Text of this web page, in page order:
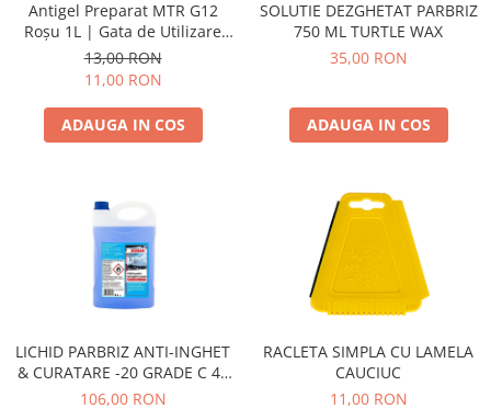
Schimbatoare Viteze
Accesorii Auto
Accesorii Auto Exterior
Husa Auto / Prelata Auto
Paravanturi Auto / Deflectoare Aer
Accesorii Interior Auto
Inchidere Centralizata
Huse Scaune Auto
Tavite Portbagaj Dedicate
Covorase Auto/ Presuri Auto
Seturi Interior
Antigel Preparat MTR G12
Roșu 1L | Gata de Utilizare
-35°C |
13,00 RON
11,00 RON
ADAUGA IN COS
SOLUTIE DEZGHETAT PARBRIZ
750 ML TURTLE WAX
35,00 RON
ADAUGA IN COS
LICHID PARBRIZ ANTI-INGHET
& CURATARE -20 GRADE C 4L
SONAX
106,00 RON
RACLETA SIMPLA CU LAMELA
CAUCIUC
11,00 RON